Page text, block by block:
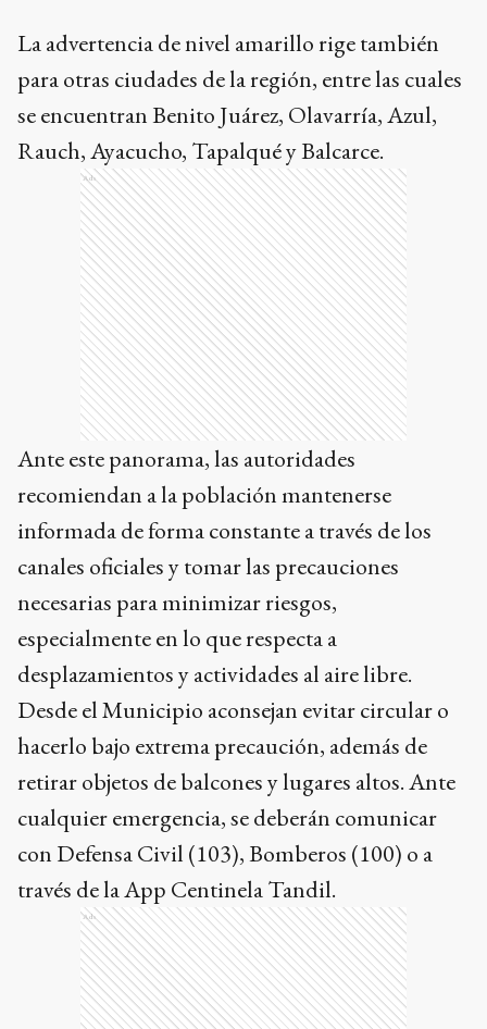
La advertencia de nivel amarillo rige también
para otras ciudades de la región, entre las cuales
se encuentran Benito Juárez, Olavarría, Azul,
Rauch, Ayacucho, Tapalqué y Balcarce.
Ads
Ante este panorama, las autoridades
recomiendan a la población mantenerse
informada de forma constante a través de los
canales oficiales y tomar las precauciones
necesarias para minimizar riesgos,
especialmente en lo que respecta a
desplazamientos y actividades al aire libre.
Desde el Municipio aconsejan evitar circular o
hacerlo bajo extrema precaución, además de
retirar objetos de balcones y lugares altos. Ante
cualquier emergencia, se deberán comunicar
con Defensa Civil (103), Bomberos (100) o a
través de la App Centinela Tandil.
Ads